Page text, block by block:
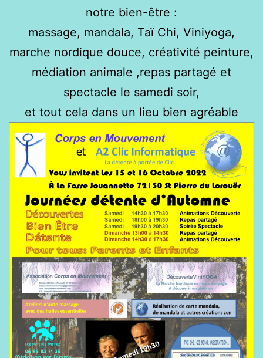
notre bien-être :
massage, mandala, Taï Chi, Viniyoga,
marche nordique douce, créativité peinture,
médiation animale ,repas partagé et
spectacle le samedi soir,
et tout cela dans un lieu bien agréable